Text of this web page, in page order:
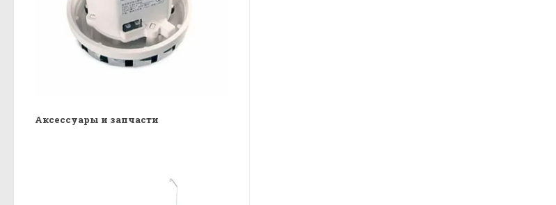
Аксессуары и запчасти